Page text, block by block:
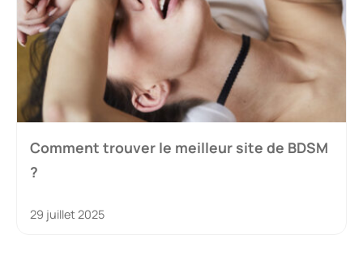
Comment trouver le meilleur site de BDSM
?
29 juillet 2025